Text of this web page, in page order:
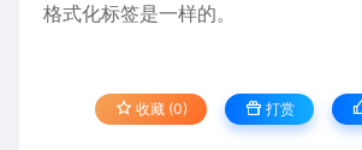
格式化标签是一样的。
收藏 (0) 打赏